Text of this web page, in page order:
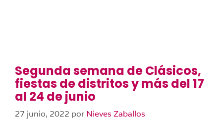
Segunda semana de Clásicos,
fiestas de distritos y más del 17
al 24 de junio
27 junio, 2022 por Nieves Zaballos